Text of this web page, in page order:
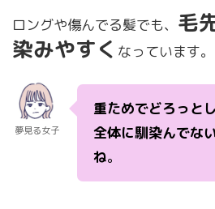
ロングや傷んでる髪でも、 毛
染みやすく なっています。
夢見る女子
重ためでどろっと
全体に馴染んでな
ね。